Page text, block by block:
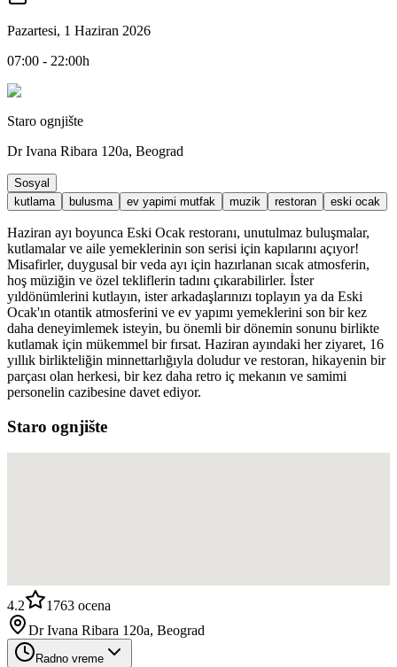
Pazartesi, 1 Haziran 2026
07:00 - 22:00h
Staro ognjište
Dr Ivana Ribara 120a, Beograd
Sosyal
kutlama
bulusma ev yapimi mutfak muzik restoran eski ocak
Haziran ayı boyunca Eski Ocak restoranı, unutulmaz buluşmalar,
kutlamalar ve aile yemeklerinin son serisi için kapılarını açıyor!
Misafirler, duygusal bir veda ayı için hazırlanan sıcak atmosferin,
hoş müziğin ve özel tekliflerin tadını çıkarabilirler. İster
yıldönümlerini kutlayın, ister arkadaşlarınızı toplayın ya da Eski
Ocak'ın otantik atmosferini ve ev yapımı yemeklerini son bir kez
daha deneyimlemek isteyin, bu önemli bir dönemin sonunu birlikte
kutlamak için mükemmel bir fırsat. Haziran ayındaki her ziyaret, 16
yıllık birlikteliğin minnettarlığıyla doludur ve restoran, hikayenin bir
parçası olan herkesi, bir kez daha retro iç mekanın ve samimi
personelin cazibesine davet ediyor.
Staro ognjište
4.2 1763 ocena
Dr Ivana Ribara 120a, Beograd
Radno vreme